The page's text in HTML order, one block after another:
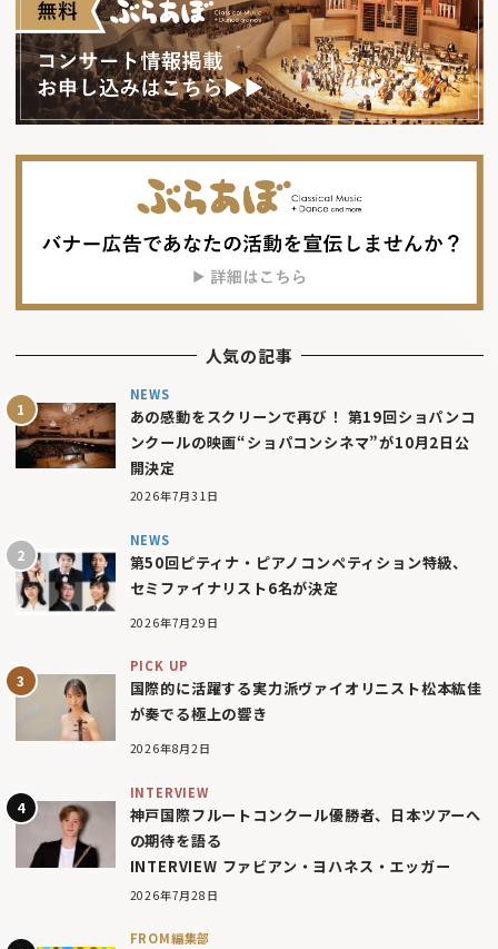
人気の記事
NEWS
あの感動をスクリーンで再び！ 第19回ショパンコ
ンクールの映画“ショパコンシネマ”が10月2日公
開決定
2026年7月31日
NEWS
第50回ピティナ・ピアノコンペティション特級、
セミファイナリスト6名が決定
2026年7月29日
PICK UP
国際的に活躍する実力派ヴァイオリニスト松本紘佳
が奏でる極上の響き
2026年8月2日
INTERVIEW
神戸国際フルートコンクール優勝者、日本ツアーへ
の期待を語る
INTERVIEW ファビアン・ヨハネス・エッガー
2026年7月28日
FROM編集部